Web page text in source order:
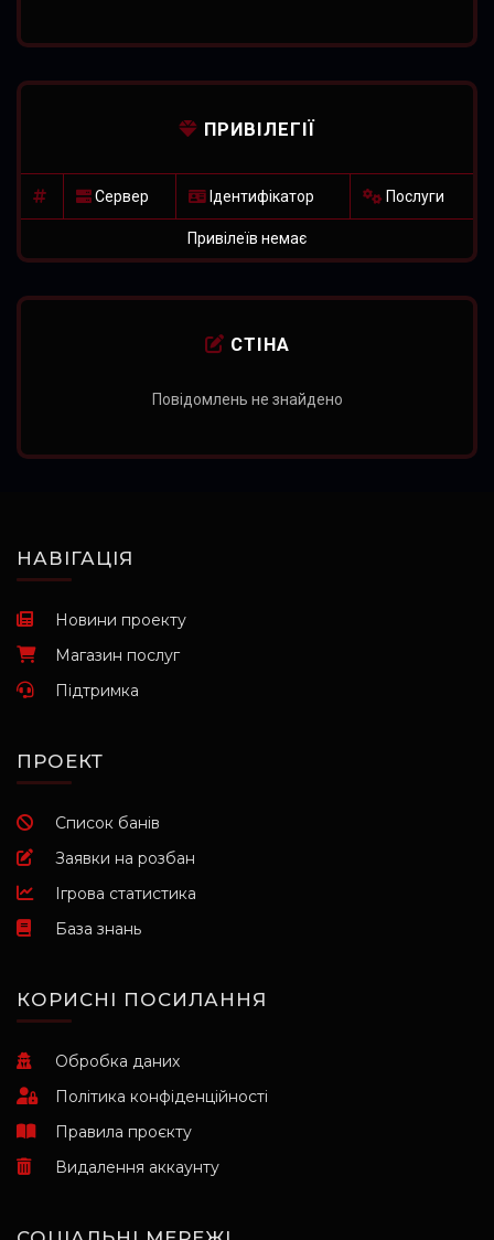
ПРИВІЛЕГІЇ
Сервер Ідентифікатор Послуги
Привілеїв немає
СТІНА
Повідомлень не знайдено
НАВІГАЦІЯ
Новини проекту
Магазин послуг
Підтримка
ПРОЕКТ
Список банів
Заявки на розбан
Ігрова статистика
База знань
КОРИСНІ ПОСИЛАННЯ
Обробка даних
Політика конфіденційності
Правила проєкту
Видалення аккаунту